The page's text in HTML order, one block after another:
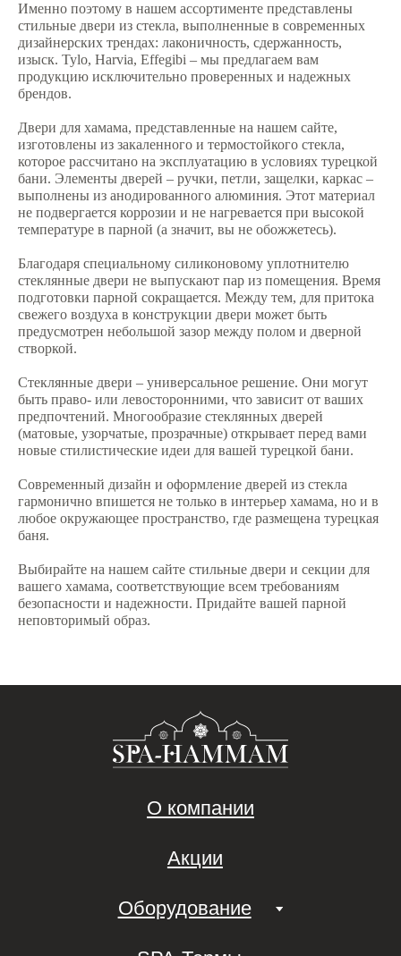
Именно поэтому в нашем ассортименте представлены
стильные двери из стекла, выполненные в современных
дизайнерских трендах: лаконичность, сдержанность,
изыск. Tylo, Harvia, Effegibi – мы предлагаем вам
продукцию исключительно проверенных и надежных
брендов.
Двери для хамама, представленные на нашем сайте,
изготовлены из закаленного и термостойкого стекла,
которое рассчитано на эксплуатацию в условиях турецкой
бани. Элементы дверей – ручки, петли, защелки, каркас –
выполнены из анодированного алюминия. Этот материал
не подвергается коррозии и не нагревается при высокой
температуре в парной (а значит, вы не обожжетесь).
Благодаря специальному силиконовому уплотнителю
стеклянные двери не выпускают пар из помещения. Время
подготовки парной сокращается. Между тем, для притока
свежего воздуха в конструкции двери может быть
предусмотрен небольшой зазор между полом и дверной
створкой.
Стеклянные двери – универсальное решение. Они могут
быть право- или левосторонними, что зависит от ваших
предпочтений. Многообразие стеклянных дверей
(матовые, узорчатые, прозрачные) открывает перед вами
новые стилистические идеи для вашей турецкой бани.
Современный дизайн и оформление дверей из стекла
гармонично впишется не только в интерьер хамама, но и в
любое окружающее пространство, где размещена турецкая
баня.
Выбирайте на нашем сайте стильные двери и секции для
вашего хамама, соответствующие всем требованиям
безопасности и надежности. Придайте вашей парной
неповторимый образ.
Оборудование
Концепции SPA зон
© SPA-HAMMAM 2013-2026 |
Строительство хамам под ключ
SPA-Термы
Контакты
О компании
Акции
Сведения по публичной оферте